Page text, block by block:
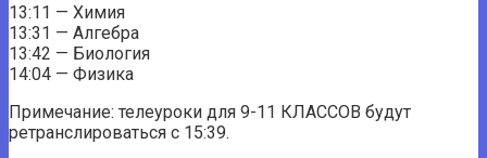
13:11 — Химия
13:31 — Алгебра
13:42 — Биология
14:04 — Физика
Примечание: телеуроки для 9-11 КЛАССОВ будут
ретранслироваться с 15:39.